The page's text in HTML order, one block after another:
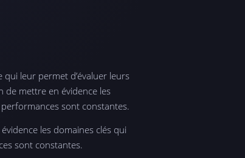
leur permet d’évaluer leurs
mettre en évidence les
sont constantes.
les domaines clés qui
sont constantes.